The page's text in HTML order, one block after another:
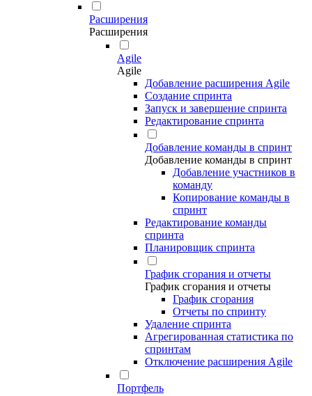
Расширения
Расширения
Agile
Agile
Добавление расширения Agile
Создание спринта
Запуск и завершение спринта
Редактирование спринта
Добавление команды в спринт
Добавление команды в спринт
Добавление участников в
команду
Копирование команды в
спринт
Редактирование команды
спринта
Планировщик спринта
График сгорания и отчеты
График сгорания и отчеты
График сгорания
Отчеты по спринту
Удаление спринта
Агрегированная статистика по
спринтам
Отключение расширения Agile
Портфель